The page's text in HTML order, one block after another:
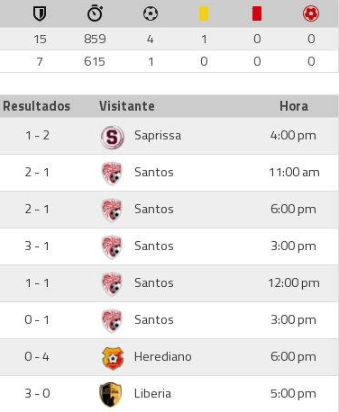
15 859 4 1 0
0
7 615 1 0 0 0
Resultados Visitante
Hora
1 - 2 Saprissa
4:00 pm
2 - 1 Santos
11:00 am
2 - 1 Santos
6:00 pm
3 - 1 Santos
3:00 pm
1 - 1 Santos
12:00 pm
0 - 1 Santos
3:00 pm
0 - 4 Herediano
6:00 pm
3 - 0 Liberia
5:00 pm